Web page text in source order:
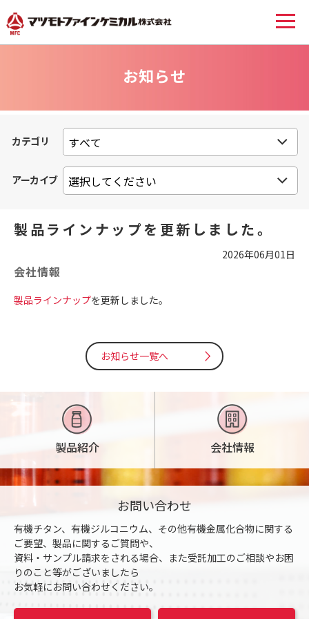
お知らせ
カテゴリ
アーカイブ
製品ラインナップを更新しました。
2026年06月01日
会社情報
製品ラインナップを更新しました。
お知らせ一覧へ
製品紹介 会社情報
お問い合わせ
有機チタン、有機ジルコニウム、その他有機金属化合物に関する
ご要望、製品に関するご質問や、
資料・サンプル請求をされる場合、また受託加工のご相談やお困
りのこと等がございましたら
お気軽にお問い合わせください。